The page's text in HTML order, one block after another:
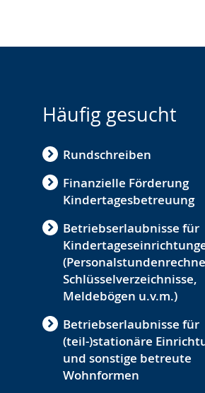
Häufig gesucht
Rundschreiben
Finanzielle Förderung
Kindertagesbetreuung
Betriebserlaubnisse für
Schlüsselverzeichnisse,
Meldebögen u.v.m.)
Betriebserlaubnisse für
(teil-)stationäre
und sonstige betreute
Wohnformen